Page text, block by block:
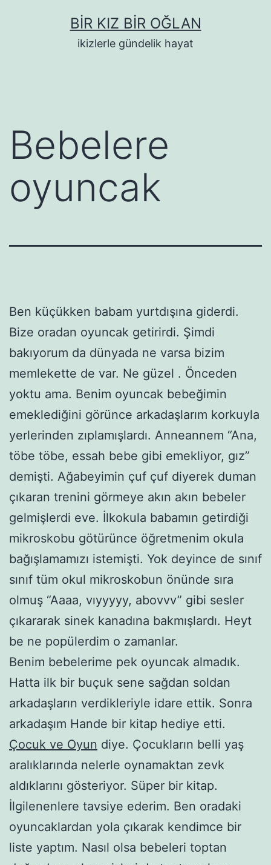
BIR KIZ BIR OĞLAN
ikizlerle gündelik hayat
Bebelere
oyuncak
Ben küçükken babam yurtdışına giderdi.
Bize oradan oyuncak getirirdi. Şimdi
bakıyorum da dünyada ne varsa bizim
memlekette de var. Ne güzel . Önceden
yoktu ama. Benim oyuncak bebeğimin
emeklediğini görünce arkadaşlarım korkuyla
yerlerinden zıplamışlardı. Anneannem “Ana,
töbe töbe, essah bebe gibi emekliyor, gız”
demişti. Ağabeyimin çuf çuf diyerek duman
çıkaran trenini görmeye akın akın bebeler
gelmişlerdi eve. İlkokula babamın getirdiği
mikroskobu götürünce öğretmenim okula
bağışlamamızı istemişti. Yok deyince de sınıf
sınıf tüm okul mikroskobun önünde sıra
olmuş “Aaaa, vıyyyyy, abovvv” gibi sesler
çıkararak sinek kanadına bakmışlardı. Heyt
be ne popülerdim o zamanlar.
Benim bebelerime pek oyuncak almadık.
Hatta ilk bir buçuk sene sağdan soldan
arkadaşların verdikleriyle idare ettik. Sonra
arkadaşım Hande bir kitap hediye etti.
Çocuk ve Oyun diye. Çocukların belli yaş
aralıklarında nelerle oynamaktan zevk
aldıklarını gösteriyor. Süper bir kitap.
İlgilenenlere tavsiye ederim. Ben oradaki
oyuncaklardan yola çıkarak kendimce bir
liste yaptım. Nasıl olsa bebeleri toptan